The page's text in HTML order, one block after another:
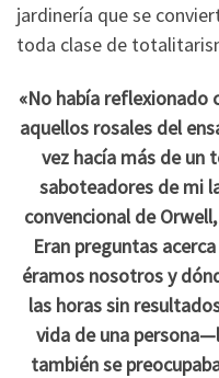
jardinería que se
toda clase de
«No había reflexionado
aquellos rosales del
vez hacía más de un
saboteadores de mi
convencional de
Eran preguntas
éramos nosotros y
las horas sin
vida de una
también se